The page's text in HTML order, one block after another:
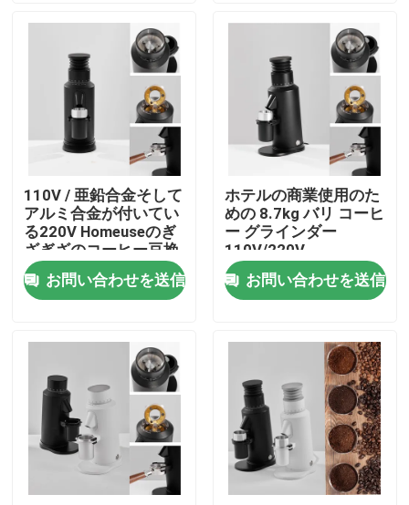
VRショー
私達について
工場旅行
品質管理
場合
コーヒー豆の粉砕機
ぎざぎざのコーヒー豆挽器
110V / 亜鉛合金そして
アルミ合金が付いてい
る220V Homeuseのぎ
ざぎざのコーヒー豆挽
器
お問い合わせを送信
ホテルの商業使用のた
めの 8.7kg バリ コーヒ
ー グラインダー
110V/220V
お問い合わせを送信